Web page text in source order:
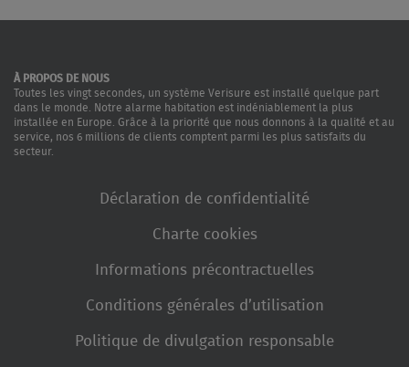
À PROPOS DE NOUS
Toutes les vingt secondes, un système Verisure est installé quelque part
dans le monde. Notre alarme habitation est indéniablement la plus
installée en Europe. Grâce à la priorité que nous donnons à la qualité et au
service, nos 6 millions de clients comptent parmi les plus satisfaits du
secteur.
Déclaration de confidentialité
Charte cookies
Informations précontractuelles
Conditions générales d’utilisation
Politique de divulgation responsable